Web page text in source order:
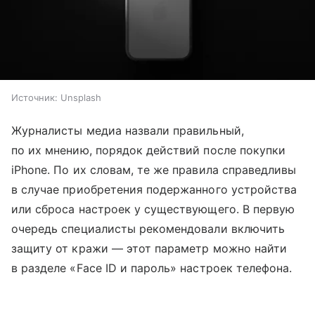
Источник: Unsplash
Журналисты медиа назвали правильный,
по их мнению, порядок действий после покупки
iPhone. По их словам, те же правила справедливы
в случае приобретения подержанного устройства
или сброса настроек у существующего. В первую
очередь специалисты рекомендовали включить
защиту от кражи — этот параметр можно найти
в разделе «Face ID и пароль» настроек телефона.